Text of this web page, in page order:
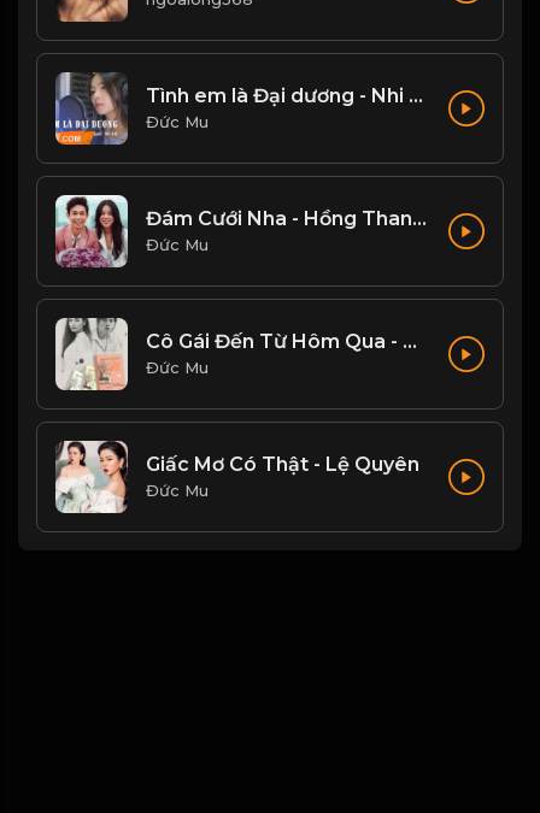
Tình em là Đại dương - Nhi Nhi Cover
Đức Mu
Đám Cưới Nha - Hồng Thanh, Mie
Đức Mu
Cô Gái Đến Từ Hôm Qua - Mỹ Tâm
Đức Mu
Giấc Mơ Có Thật - Lệ Quyên
Đức Mu